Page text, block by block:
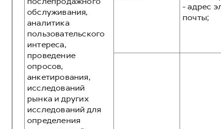
обслуживания,
аналитика
пользовательского
интереса,
проведение
опросов,
анкетирования,
исследований
рынка и других
исследований для
определения
- адрес
почты;